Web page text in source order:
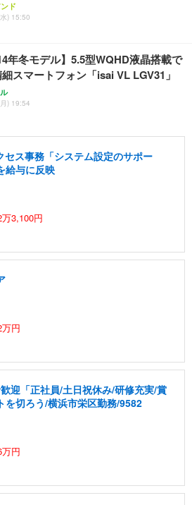
ド
) 15:50
年冬モデル】5.5型WQHD液晶搭載で
スマートフォン「isai VL LGV31」
) 19:54
ス事務「システム設定のサポー
給与に反映
3,100円
円
迎「正社員/土日祝休み/研修充実/賞
を切ろう/横浜市栄区勤務/9582
円